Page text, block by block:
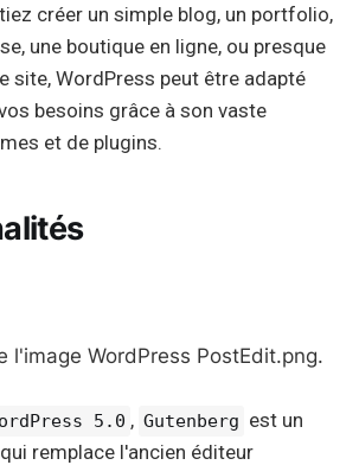
créer un simple blog, un portfolio,
une boutique en ligne, ou presque
site, WordPress peut être adapté
besoins grâce à son vaste
et de plugins.
5.0 , Gutenberg est un
remplace l'ancien éditeur